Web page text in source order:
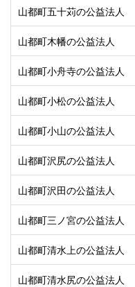
山都町五十苅の公益法人
山都町木幡の公益法人
山都町小舟寺の公益法人
山都町小松の公益法人
山都町小山の公益法人
山都町沢尻の公益法人
山都町沢田の公益法人
山都町三ノ宮の公益法人
山都町清水上の公益法人
山都町清水尻の公益法人